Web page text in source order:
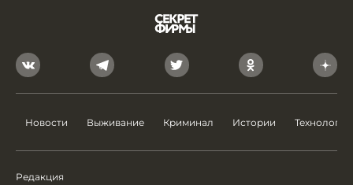
Новости Выживание Криминал Истории Технологии
Редакция